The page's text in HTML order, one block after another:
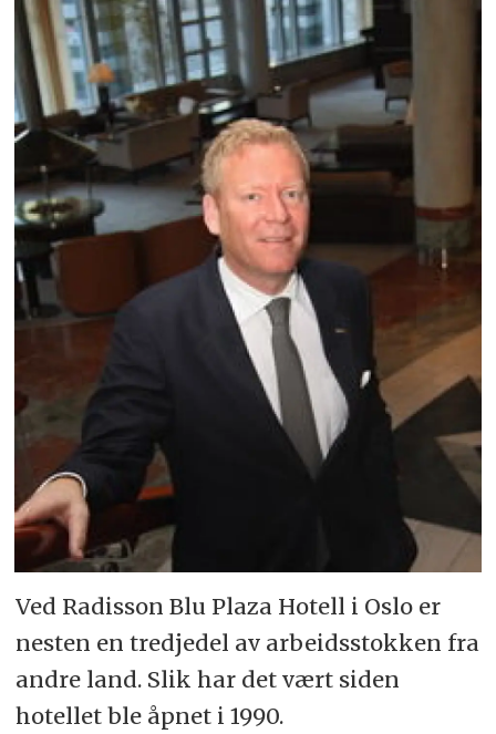
Ved Radisson Blu Plaza Hotell i Oslo er
nesten en tredjedel av arbeidsstokken fra
andre land. Slik har det vært siden
hotellet ble åpnet i 1990.